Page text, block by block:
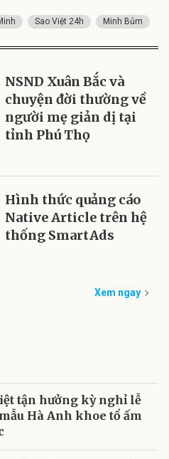
Sao Việt 24h Minh Bủm
NSND Xuân Bắc và
chuyện đời thường về
người mẹ giản dị tại
tỉnh Phú Thọ
Hình thức quảng cáo
Native Article trên hệ
thống SmartAds
Xem ngay
tận hưởng kỳ nghỉ lễ
Hà Anh khoe tổ ấm